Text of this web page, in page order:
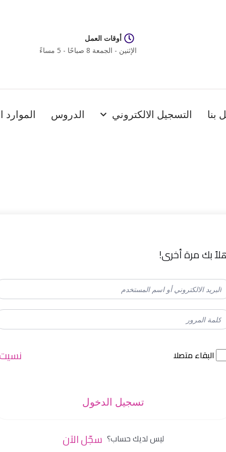
أوقات العمل
الإثنين - الجمعة 8 صباحًا - 5 مساءً
بنا التسجيل الالكتروني الدروس الموارد
بك مرة أخرى!
البقاء متصلا
تسجيل الدخول
ليس لديك حساب؟ سجّل الآن